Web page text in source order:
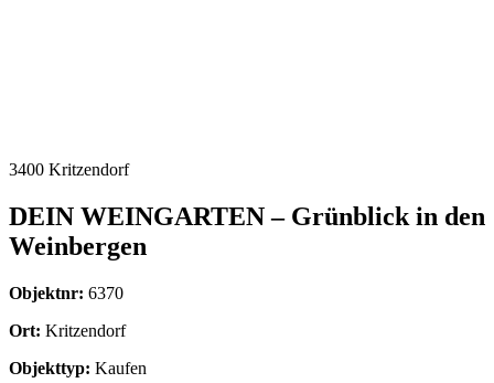
3400 Kritzendorf
DEIN WEINGARTEN – Grünblick in den
Weinbergen
Objektnr: 6370
Ort: Kritzendorf
Objekttyp: Kaufen